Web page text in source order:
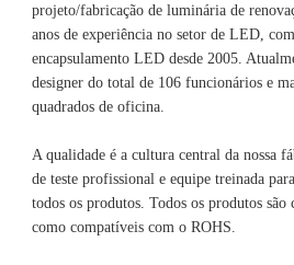
projeto/fabricação de luminária de
anos de experiência no setor de LED,
encapsulamento LED desde 2005.
designer do total de 106 funcionários e
A qualidade é a cultura central da nossa
de teste profissional e equipe treinada
todos os produtos. Todos os produtos